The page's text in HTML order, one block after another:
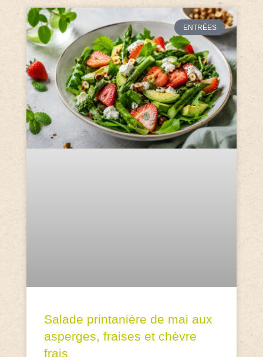
ENTRÉES
Salade printanière de mai aux
asperges, fraises et chèvre
frais